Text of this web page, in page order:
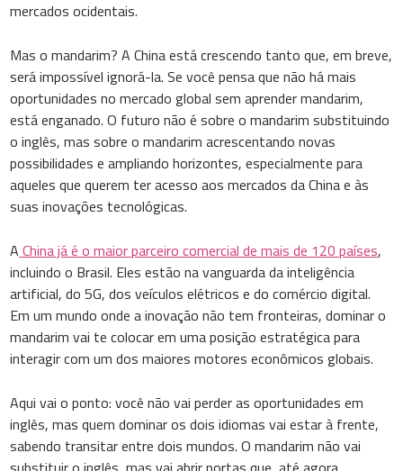
mercados ocidentais.
Mas o mandarim? A China está crescendo tanto que, em breve,
será impossível ignorá-la. Se você pensa que não há mais
oportunidades no mercado global sem aprender mandarim,
está enganado. O futuro não é sobre o mandarim substituindo
o inglês, mas sobre o mandarim acrescentando novas
possibilidades e ampliando horizontes, especialmente para
aqueles que querem ter acesso aos mercados da China e às
suas inovações tecnológicas.
A China já é o maior parceiro comercial de mais de 120 países,
incluindo o Brasil. Eles estão na vanguarda da inteligência
artificial, do 5G, dos veículos elétricos e do comércio digital.
Em um mundo onde a inovação não tem fronteiras, dominar o
mandarim vai te colocar em uma posição estratégica para
interagir com um dos maiores motores econômicos globais.
Aqui vai o ponto: você não vai perder as oportunidades em
inglês, mas quem dominar os dois idiomas vai estar à frente,
sabendo transitar entre dois mundos. O mandarim não vai